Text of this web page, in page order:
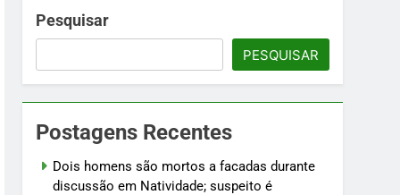
com Bob Esponja e Lula Molusco
e testam modelos para uso
Pesquisar
PESQUISAR
Postagens Recentes
Dois homens são mortos a facadas durante
discussão em Natividade; suspeito é